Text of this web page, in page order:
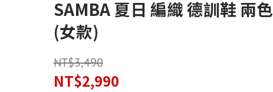
SAMBA 夏日 編織 德訓鞋 兩色
(女款)
NT$3,490
NT$2,990